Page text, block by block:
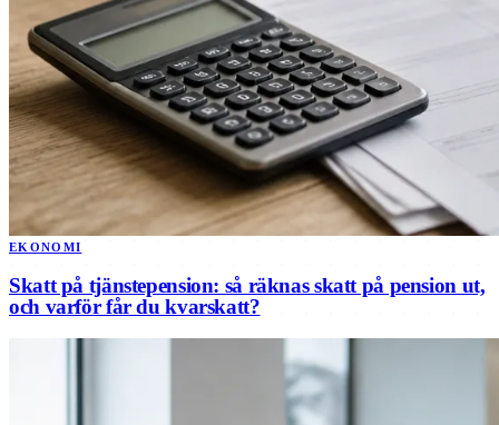
EKONOMI
Skatt på tjänstepension: så räknas skatt på pension ut,
och varför får du kvarskatt?